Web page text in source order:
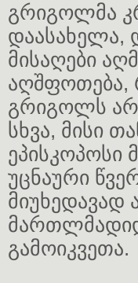
გრიგოლმა
დაასახელა,
მისაღები
აღშფოთება,
გრიგოლს არ
სხვა, მისი
ეპისკოპოსი
უცნაური
მიუხედავად
გამოიკვეთა.